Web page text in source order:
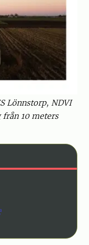
Lönnstorp, NDVI
10 meters